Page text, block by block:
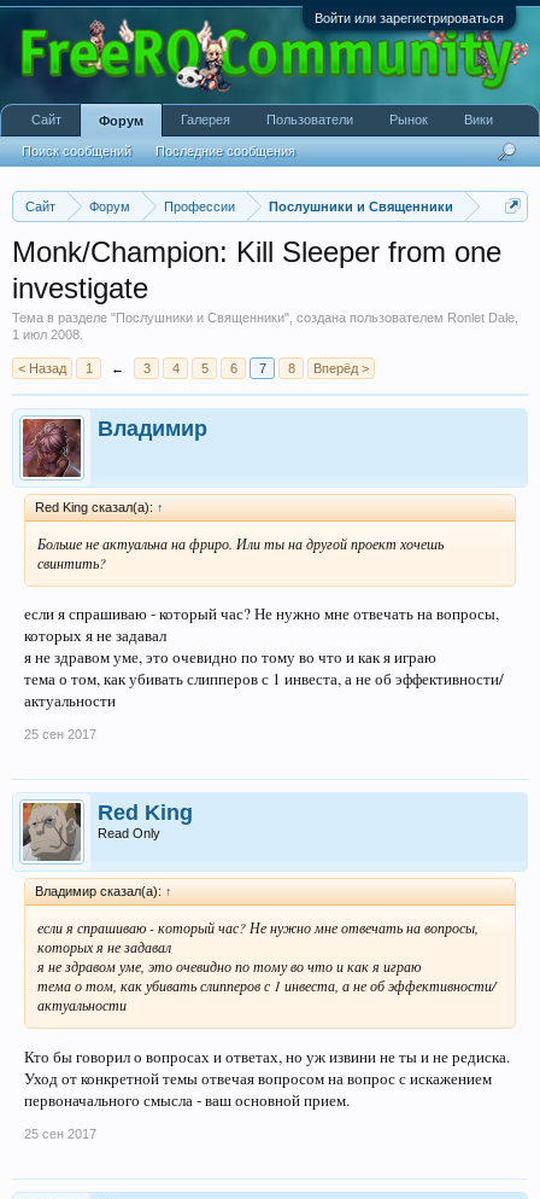
Войти или зарегистрироваться
Сайт Форум Профессии Послушники и Священники
Monk/Champion: Kill Sleeper from one
investigate
Тема в разделе "Послушники и Священники", создана пользователем Ronlet Dale
1 июл 2008
< Назад 1 ← 3 4 5 6 7 8 Вперёд >
Владимир
Red King сказал(а): ↑
Больше не актуальна на фриро. Или ты на другой проект хочешь
свинтить?
если я спрашиваю - который час? Не нужно мне отвечать на вопросы,
которых я не задавал
я не здравом уме, это очевидно по тому во что и как я играю
тема о том, как убивать слипперов с 1 инвеста, а не об эффективности/
актуальности
25 сен 2017
Red King
Read Only
Владимир сказал(а): ↑
если я спрашиваю - который час? Не нужно мне отвечать на вопросы,
которых я не задавал
я не здравом уме, это очевидно по тому во что и как я играю
тема о том, как убивать слипперов с 1 инвеста, а не об эффективности/
актуальности
Кто бы говорил о вопросах и ответах, но уж извини не ты и не редиска.
Уход от конкретной темы отвечая вопросом на вопрос с искажением
первоначального смысла - ваш основной прием.
25 сен 2017
Сайт Форум
Поиск сообщений Последние сообщения
Галерея Пользователи Рынок Вики